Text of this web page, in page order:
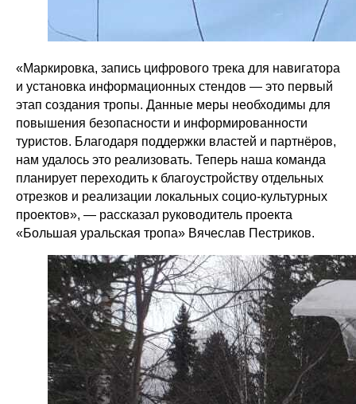
«Маркировка, запись цифрового трека для навигатора
и установка информационных стендов — это первый
этап создания тропы. Данные меры необходимы для
повышения безопасности и информированности
туристов. Благодаря поддержки властей и партнёров,
нам удалось это реализовать. Теперь наша команда
планирует переходить к благоустройству отдельных
отрезков и реализации локальных социо-культурных
проектов», — рассказал руководитель проекта
«Большая уральская тропа» Вячеслав Пестриков.